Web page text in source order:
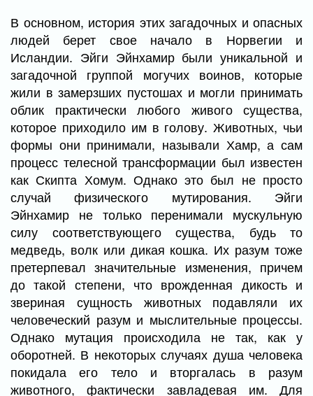
В основном, история этих загадочных и опасных
людей берет свое начало в Норвегии и
Исландии. Эйги Эйнхамир были уникальной и
загадочной группой могучих воинов, которые
жили в замерзших пустошах и могли принимать
облик практически любого живого существа,
которое приходило им в голову. Животных, чьи
формы они принимали, называли Хамр, а сам
процесс телесной трансформации был известен
как Скипта Хомум. Однако это был не просто
случай физического мутирования. Эйги
Эйнхамир не только перенимали мускульную
силу соответствующего существа, будь то
медведь, волк или дикая кошка. Их разум тоже
претерпевал значительные изменения, причем
до такой степени, что врожденная дикость и
звериная сущность животных подавляли их
человеческий разум и мыслительные процессы.
Однако мутация происходила не так, как у
оборотней. В некоторых случаях душа человека
покидала его тело и вторгалась в разум
животного, фактически завладевая им. Для